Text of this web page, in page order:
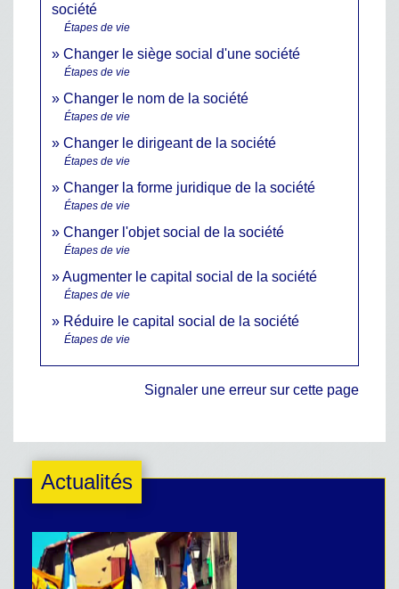
société
Étapes de vie
Changer le siège social d'une société
Étapes de vie
Changer le nom de la société
Étapes de vie
Changer le dirigeant de la société
Étapes de vie
Changer la forme juridique de la société
Étapes de vie
Changer l'objet social de la société
Étapes de vie
Augmenter le capital social de la société
Étapes de vie
Réduire le capital social de la société
Étapes de vie
Signaler une erreur sur cette page
Actualités